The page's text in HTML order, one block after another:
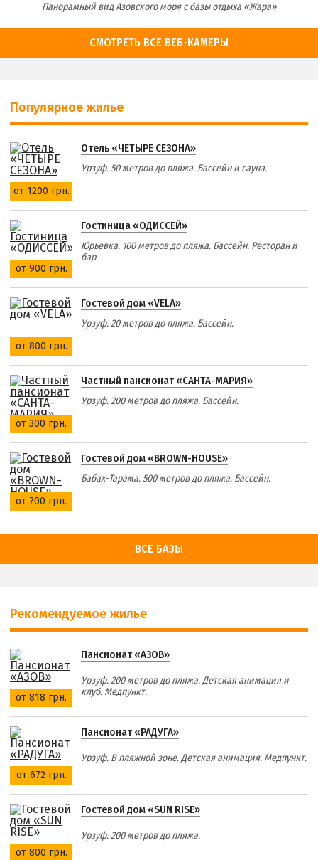
Панорамный вид Азовского моря с базы отдыха «Жара»
СМОТРЕТЬ ВСЕ ВЕБ-КАМЕРЫ
Популярное жилье
от 1200 грн.
Отель «ЧЕТЫРЕ СЕЗОНА»
Урзуф. 50 метров до пляжа. Бассейн и сауна.
от 900 грн.
Гостиница «ОДИССЕЙ»
Юрьевка. 100 метров до пляжа. Бассейн. Ресторан и
бар.
от 800 грн.
Гостевой дом «VELA»
Урзуф. 20 метров до пляжа. Бассейн.
от 300 грн.
Частный пансионат «САНТА-МАРИЯ»
Урзуф. 200 метров до пляжа. Бассейн.
от 700 грн.
Гостевой дом «BROWN-HOUSE»
Бабах-Тарама. 500 метров до пляжа. Бассейн.
ВСЕ БАЗЫ
Рекомендуемое жилье
от 818 грн.
Пансионат «АЗОВ»
Урзуф. 200 метров до пляжа. Детская анимация и
клуб. Медпункт.
от 672 грн.
Пансионат «РАДУГА»
Урзуф. В пляжной зоне. Детская анимация. Медпункт.
от 800 грн.
Гостевой дом «SUN RISE»
Урзуф. 200 метров до пляжа.